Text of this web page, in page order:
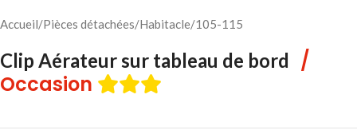
Accueil/Pièces détachées/Habitacle/105-115
Clip Aérateur sur tableau de bord /
Occasion